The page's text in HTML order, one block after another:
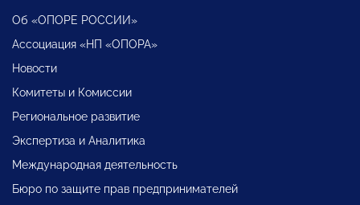
Об «ОПОРЕ РОССИИ»
Ассоциация «НП «ОПОРА»
Новости
Комитеты и Комиссии
Региональное развитие
Экспертиза и Аналитика
Международная деятельность
Бюро по защите прав предпринимателей